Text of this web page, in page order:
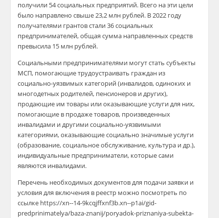
получили 54 социальных предприятий. Всего на эти цели
было направлено свыше 23,2 млн рублей. В 2022 году
получателями грантов стали 36 социальных
предпринимателей, общая сумма направленных средств
превысила 15 млн рублей.
Социальными предпринимателями могут стать субъекты
МСП, помогающие трудоустраивать граждан из
социально-уязвимых категорий (инвалидов, одиноких и
многодетных родителей, пенсионеров и других),
продающие им товары или оказывающие услуги для них,
помогающие в продаже товаров, произведенных
инвалидами и другими социально-уязвимыми
категориями, оказывающие социально значимые услуги
(образование, социальное обслуживание, культура и др.),
индивидуальные предприниматели, которые сами
являются инвалидами.
Перечень необходимых документов для подачи заявки и
условия для включения в реестр можно посмотреть по
ссылке https://xn--14-9kcqjffxnf3b.xn--p1ai/gid-
predprinimatelya/baza-znanij/poryadok-priznaniya-subekta-